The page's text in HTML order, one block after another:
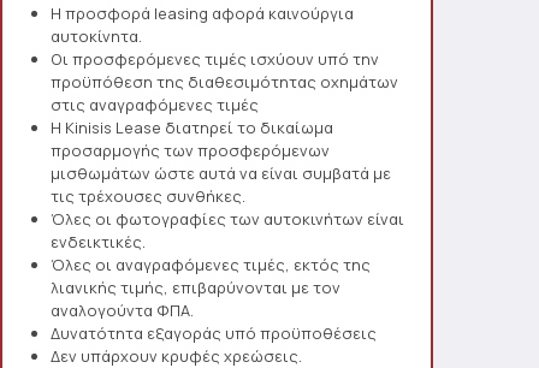
Η προσφορά leasing αφορά καινούργια
αυτοκίνητα.
Οι προσφερόμενες τιμές ισχύουν υπό την
προϋπόθεση της διαθεσιμότητας οχημάτων
στις αναγραφόμενες τιμές
Η Kinisis Lease διατηρεί το δικαίωμα
προσαρμογής των προσφερόμενων
μισθωμάτων ώστε αυτά να είναι συμβατά με
τις τρέχουσες συνθήκες.
Όλες οι φωτογραφίες των αυτοκινήτων είναι
ενδεικτικές.
Όλες οι αναγραφόμενες τιμές, εκτός της
λιανικής τιμής, επιβαρύνονται με τον
αναλογούντα ΦΠΑ.
Δυνατότητα εξαγοράς υπό προϋποθέσεις
Δεν υπάρχουν κρυφές χρεώσεις.